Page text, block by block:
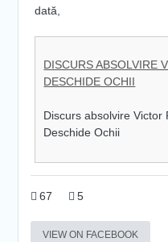
dată,
DISCURS ABSOLVIRE
DESCHIDE OCHII
Discurs absolvire Victor
Deschide Ochii
67 5
VIEW ON FACEBOOK